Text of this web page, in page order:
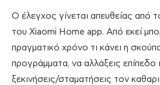
Ο έλεγχος γίνεται απευθείας από
του Xiaomi Home app. Από εκεί
πραγματικό χρόνο τι κάνει η
προγράμματα, να αλλάξεις επίπεδο
ξεκινήσεις/σταματήσεις τον